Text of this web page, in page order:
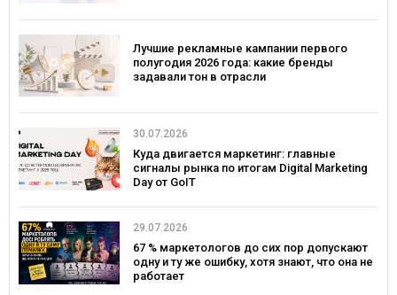
Лучшие рекламные кампании первого
полугодия 2026 года: какие бренды
задавали тон в отрасли
30.07.2026
Куда двигается маркетинг: главные
сигналы рынка по итогам Digital Marketing
Day от GoIT
29.07.2026
67 % маркетологов до сих пор допускают
одну и ту же ошибку, хотя знают, что она не
работает